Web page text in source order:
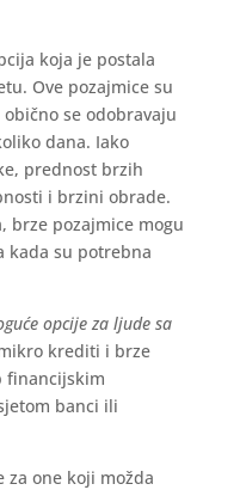
koja je postala
Ove pozajmice su
se odobravaju
dana. Iako
prednost brzih
i brzini obrade.
brze pozajmice mogu
kada su potrebna
opcije za ljude sa
krediti i brze
financijskim
banci ili
za one koji možda